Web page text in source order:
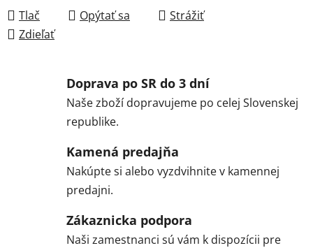
Tlač Opýtať sa
Strážiť
Zdieľať
Doprava po SR do 3 dní
Naše zboží dopravujeme po celej Slovenskej
republike.
Kamená predajňa
Nakúpte si alebo vyzdvihnite v kamennej
predajni.
Zákaznicka podpora
Naši zamestnanci sú vám k dispozícii pre